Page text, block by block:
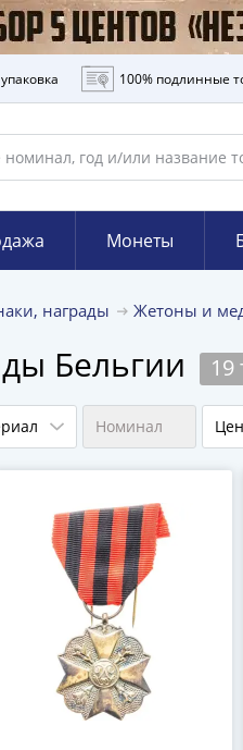
100% подлинные
Монеты
награды Жетоны и
Бельгии 19
Номинал